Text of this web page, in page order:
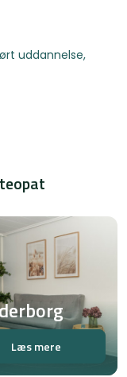
uddannelse,
Læs mere